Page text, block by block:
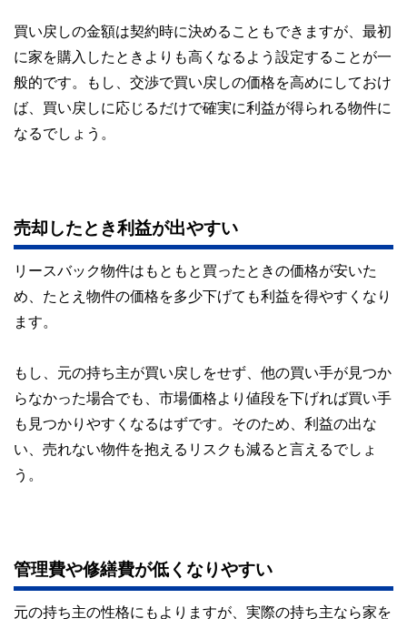
買い戻しの金額は契約時に決めることもできますが、最初
に家を購入したときよりも高くなるよう設定することが一
般的です。もし、交渉で買い戻しの価格を高めにしておけ
ば、買い戻しに応じるだけで確実に利益が得られる物件に
なるでしょう。
売却したとき利益が出やすい
リースバック物件はもともと買ったときの価格が安いた
め、たとえ物件の価格を多少下げても利益を得やすくなり
ます。
もし、元の持ち主が買い戻しをせず、他の買い手が見つか
らなかった場合でも、市場価格より値段を下げれば買い手
も見つかりやすくなるはずです。そのため、利益の出な
い、売れない物件を抱えるリスクも減ると言えるでしょ
う。
管理費や修繕費が低くなりやすい
元の持ち主の性格にもよりますが、実際の持ち主なら家を